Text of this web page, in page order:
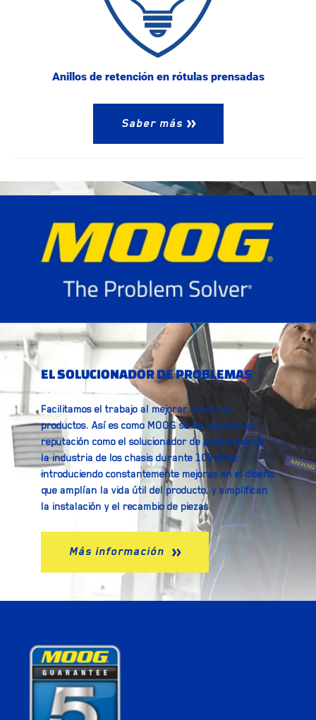
Anillos de retención en rótulas prensadas
Saber más
EL SOLUCIONADOR DE PROBLEMAS
Facilitamos el trabajo al mejorar nuestros
productos. Así es como MOOG se ha labrado su
reputación como el solucionador de problemas de
la industria de los chasis durante 100 años:
introduciendo constantemente mejoras en el diseño
que amplían la vida útil del producto, y simplifican
la instalación y el recambio de piezas.
Más información